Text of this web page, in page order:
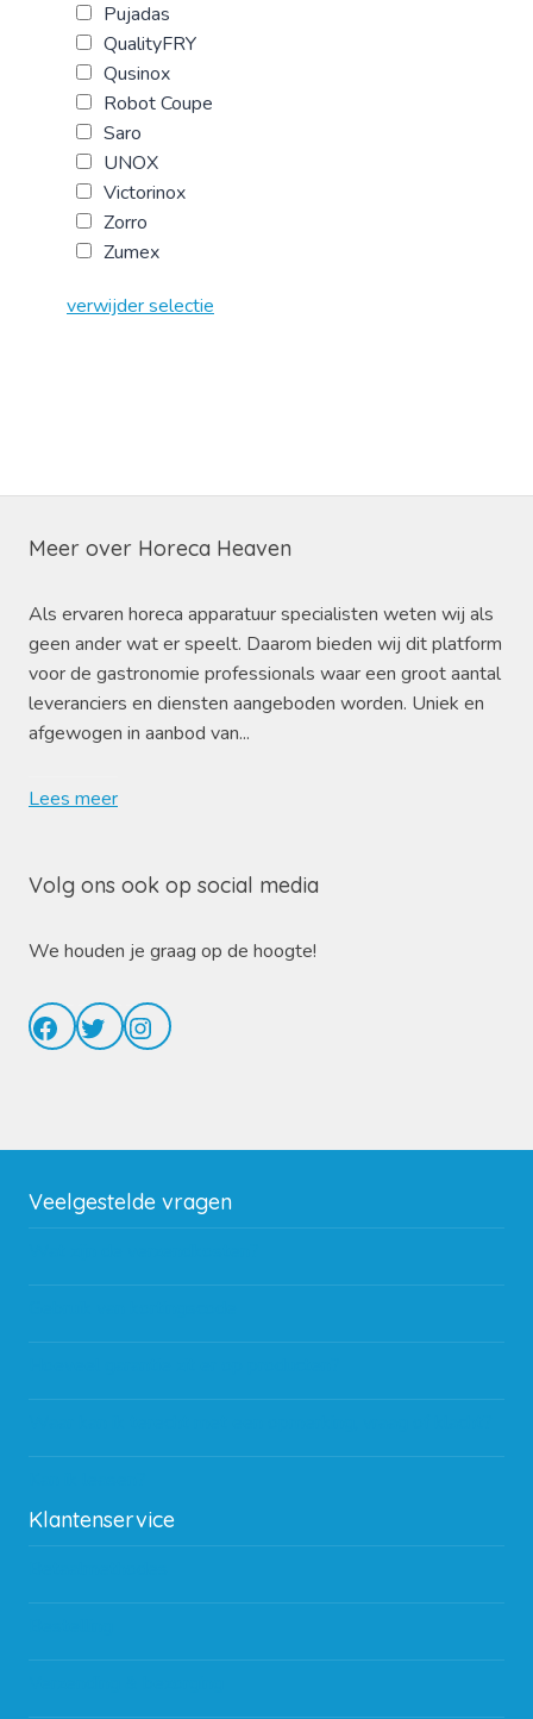
Pujadas
QualityFRY
Qusinox
Robot Coupe
Saro
UNOX
Victorinox
Zorro
Zumex
verwijder selectie
Meer over Horeca Heaven
Als ervaren horeca apparatuur specialisten weten wij als
geen ander wat er speelt. Daarom bieden wij dit platform
voor de gastronomie professionals waar een groot aantal
leveranciers en diensten aangeboden worden. Uniek en
afgewogen in aanbod van...
Lees meer
Volg ons ook op social media
We houden je graag op de hoogte!
Facebook
TwitterInstagram
Veelgestelde vragen
Klantenservice